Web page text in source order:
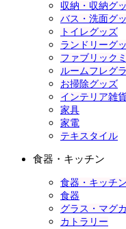
収納・収納グ
バス・洗面グ
トイレグッズ
ランドリーグ
ファブリック
ルームフレグ
お掃除グッズ
インテリア雑
家具
家電
テキスタイル
食器・キッチン
食器・キッチ
食器
グラス・マグ
カトラリー